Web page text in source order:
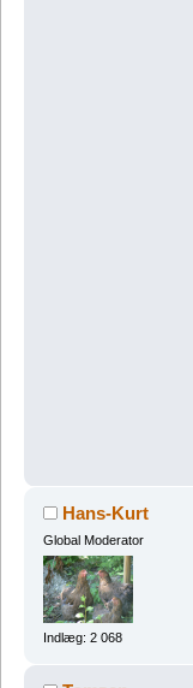
Hans-Kurt
Global Moderator
Indlæg: 2 068